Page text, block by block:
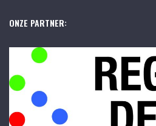
ONZE PARTNER: